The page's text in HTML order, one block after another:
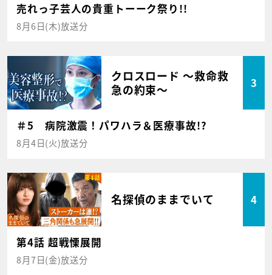
売れっ子芸人の貴重トーーク祭り!!
8月6日(木)放送分
クロスロード ～救命救
急の約束～
3
＃5 病院激震！パワハラ＆医療事故!?
8月4日(火)放送分
名探偵のままでいて 4
第4話 超戦慄展開
8月7日(金)放送分